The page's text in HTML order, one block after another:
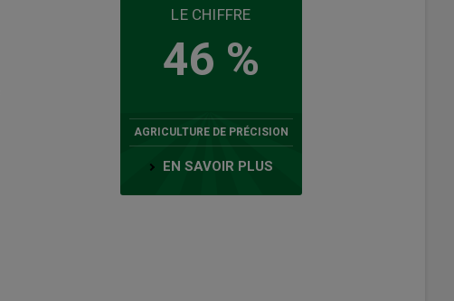
LE CHIFFRE
46 %
AGRICULTURE DE PRÉCISION
EN SAVOIR PLUS